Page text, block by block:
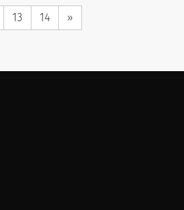
13 14 »